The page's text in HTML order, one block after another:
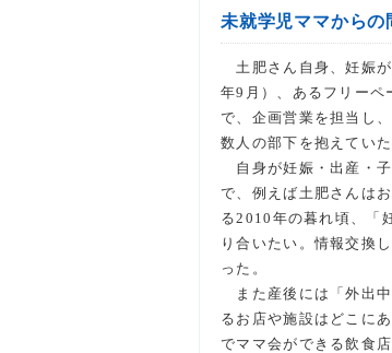
未就学児ママからの
土肥さん自身、妊娠
年9月）、あるフリーペ
で、企画営業を担当し
数人の部下を抱えていた
自身が妊娠・出産・
で、例えば土肥さんは
る2010年の暮れ頃、「
り合いたい。情報交換
った。
また産後には「外出
るお店や施設はどこに
でママ会ができる飲食